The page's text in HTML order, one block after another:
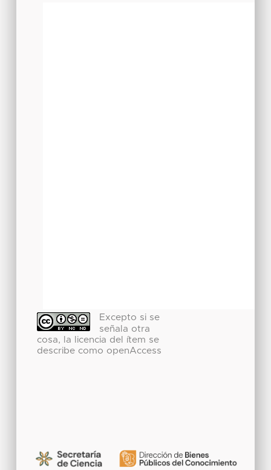
Excepto si se
señala otra
cosa, la licencia del ítem se
describe como openAccess